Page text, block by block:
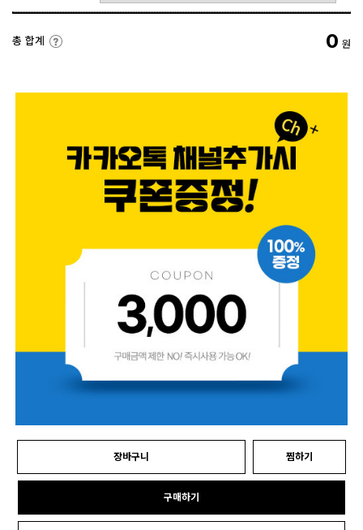
총 합계 0 원
장바구니 찜하기
구매하기